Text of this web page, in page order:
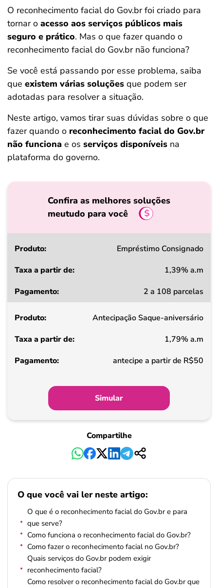
O reconhecimento facial do Gov.br foi criado para
tornar o acesso aos serviços públicos mais
seguro e prático. Mas o que fazer quando o
reconhecimento facial do Gov.br não funciona?
Se você está passando por esse problema, saiba
que existem várias soluções que podem ser
adotadas para resolver a situação.
Neste artigo, vamos tirar suas dúvidas sobre o que
fazer quando o reconhecimento facial do Gov.br
não funciona e os serviços disponíveis na
plataforma do governo.
Confira as melhores soluções
meutudo para você
Produto
a
de
Pagamento
Empréstimo Consignado
1,39% a.m
2 a 108 parcelas
Antecipação Saque-aniversário
1,79% a.m
antecipe a partir de R$50
Simular
Compartilhe
O que você vai ler neste artigo:
O que é o reconhecimento facial do Gov.br e para
que serve?
Como funciona o reconhecimento facial do Gov.br?
Como fazer o reconhecimento facial no Gov.br?
Quais serviços do Gov.br podem exigir
reconhecimento facial?
Como resolver o reconhecimento facial do Gov.br que